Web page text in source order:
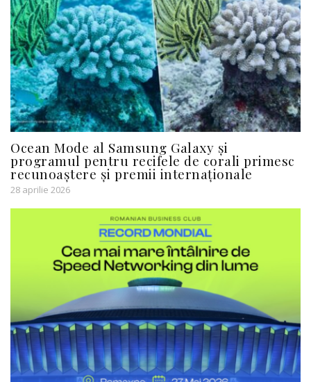
Ocean Mode al Samsung Galaxy și
programul pentru recifele de corali primesc
recunoaștere și premii internaționale
28 aprilie 2026